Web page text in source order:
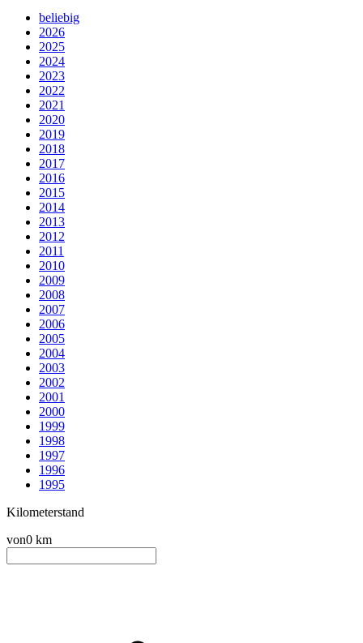
beliebig
2026
2025
2024
2023
2022
2021
2020
2019
2018
2017
2016
2015
2014
2013
2012
2011
2010
2009
2008
2007
2006
2005
2004
2003
2002
2001
2000
1999
1998
1997
1996
1995
Kilometerstand
von0 km